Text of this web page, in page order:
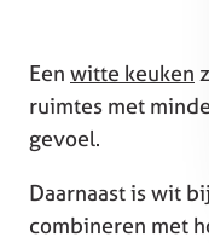
Een witte keuken
ruimtes met
gevoel.
Daarnaast is wit
combineren met